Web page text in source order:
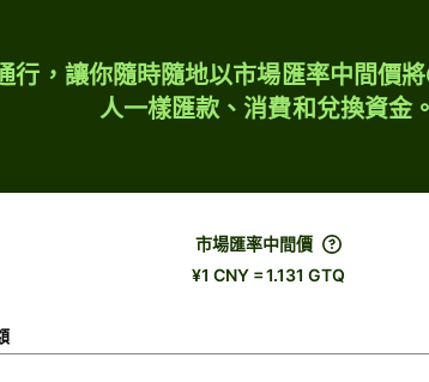
行，讓你隨時隨地以市場匯率中間價
人一樣匯款、消費和兌換資金。
市場匯率中間價
¥1 CNY = 1.131 GTQ